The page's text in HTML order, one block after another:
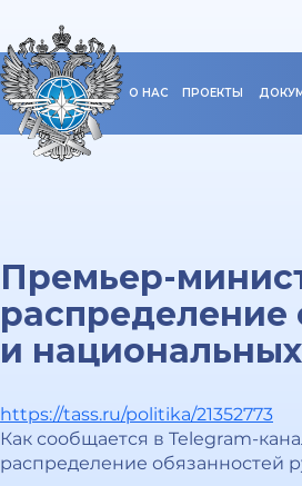
О НАС ПРОЕКТЫ
Премьер-
распределение
и
https://tass.ru/politika/21352773
Как сообщается в Telegram-
распределение обязанностей